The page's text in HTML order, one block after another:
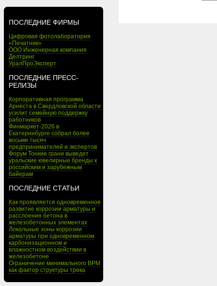
ПОСЛЕДНИЕ ФИРМЫ
Цифровая фотолаборатория
«Печатник»
ООО Инженерная компания
Делтринг
УралПроЭксперт
ПОСЛЕДНИЕ ПРЕСС-
РЕЛИЗЫ
Корпоративная программа
Арнеста в Свердловской области
усилит семейную поддержку
работников
Финмаркет-2026 в
Екатеринбурге собрал более
восьми тысяч
предпринимателей и экспертов
Форум Тонкие грани выведет
уральские ювелирные бренды к
российским и зарубежным
байерам
ПОСЛЕДНИЕ СТАТЬИ
Как проявляется одновременное
развитие коррозии арматуры и
расслоения бетона в
железобетонных элементах
Локальные зоны коррозии
арматуры при одновременном
карбонизационном и
влажностном воздействии в
железобетоне
Ограничение минимального BPM
как фактор структуры трека